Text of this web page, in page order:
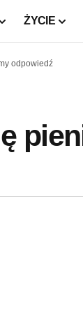
ŻYCIE
odpowiedź